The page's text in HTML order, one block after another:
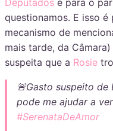
Deputados e para o
questionamos. E isso
mecanismo de
mais tarde, da
suspeita que a Rosie
🚨Gasto suspeito de
pode me ajudar a
#SerenataDeAmor